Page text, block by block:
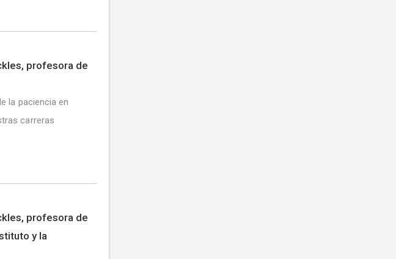
profesora de
la paciencia en
carreras
profesora de
y la